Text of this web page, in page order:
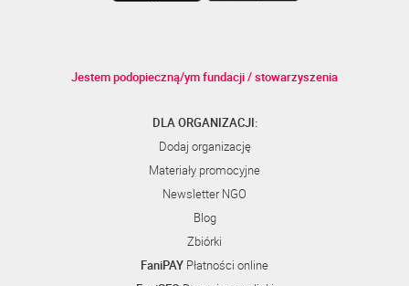
Jestem podopieczną/ym fundacji / stowarzyszenia
DLA ORGANIZACJI:
Dodaj organizację
Materiały promocyjne
Newsletter NGO
Blog
Zbiórki
FaniPAY Płatności online